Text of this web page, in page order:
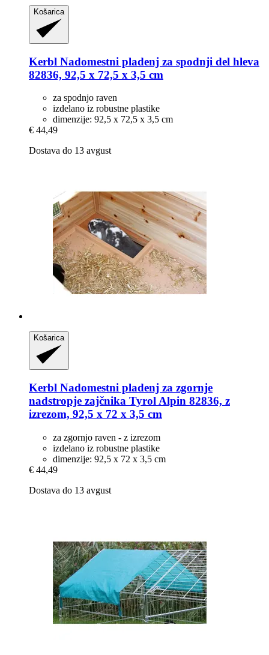
Košarica
Kerbl Nadomestni pladenj za spodnji del hleva
82836, 92,5 x 72,5 x 3,5 cm
za spodnjo raven
izdelano iz robustne plastike
dimenzije: 92,5 x 72,5 x 3,5 cm
€ 44,49
Dostava do 13 avgust
Košarica
Kerbl Nadomestni pladenj za zgornje
nadstropje zajčnika Tyrol Alpin 82836, z
izrezom, 92,5 x 72 x 3,5 cm
za zgornjo raven - z izrezom
izdelano iz robustne plastike
dimenzije: 92,5 x 72 x 3,5 cm
€ 44,49
Dostava do 13 avgust